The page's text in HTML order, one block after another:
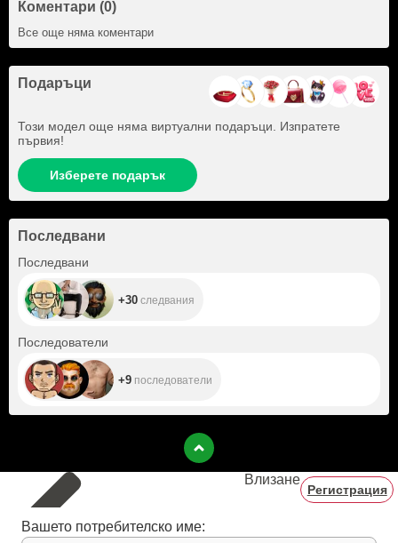
Коментари (0)
Все още няма коментари
Подаръци
Този модел още няма виртуални подаръци. Изпратете
първия!
Изберете подарък
Последвани
Последвани
+30 следвания
Последователи
+9 последователи
Влизане
Регистрация
Вашето потребителско име: